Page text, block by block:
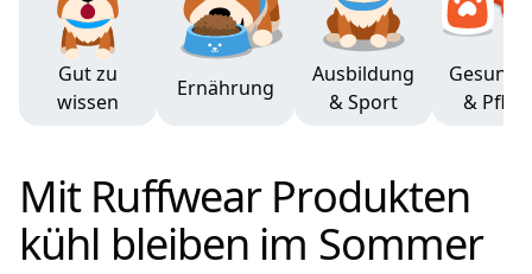
Gut zu
wissen
Ernährung
Ausbildung
& Sport
&
Mit Ruffwear Produkten
kühl bleiben im Sommer